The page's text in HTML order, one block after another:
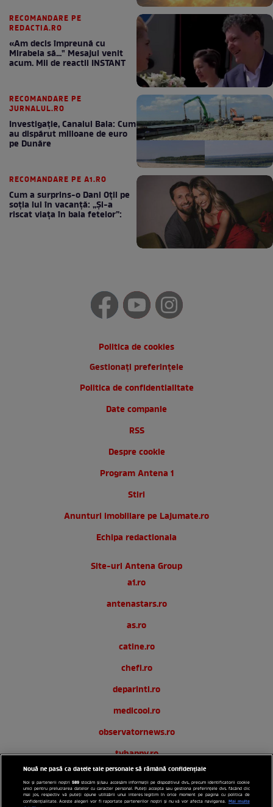
RECOMANDARE PE
REDACTIA.RO
«Am decis împreună cu
Mirabela să..." Mesajul venit
acum. Mii de reactii INSTANT
RECOMANDARE PE
JURNALUL.RO
Investigație, Canalul Bala: Cum
au dispărut milioane de euro
pe Dunăre
RECOMANDARE PE A1.RO
Cum a surprins-o Dani Oțil pe
soția lui în vacanță: „Și-a
riscat viața în baia fetelor”:
Politica de cookies
Gestionați preferințele
Politica de confidentialitate
Date companie
RSS
Despre cookie
Program Antena 1
Stiri
Anunturi imobiliare pe Lajumate.ro
Echipa redactionala
Site-uri Antena Group
a1.ro
antenastars.ro
as.ro
catine.ro
chefi.ro
deparinti.ro
medicool.ro
observatornews.ro
tvhappy.ro
useit.ro
zutv.ro
Nouă ne pasă ca datele tale personale să rămână confidențiale
Noi și partenerii noștri589 stocăm și/sau accesăm informații pe dispozitivul dvs., precum identificatorii cookie
unici pentru prelucrarea datelor cu caracter personal. Puteți accepta sau gestiona preferințele dvs. făcând clic
mai jos, respectiv vă puteți opune utilizării unui interes legitim în orice moment pe pagina cu politica de
confidențialitate. Aceste alegeri vor fi raportate partenerilor noștri și nu vă vor afecta navigarea. Mai multe